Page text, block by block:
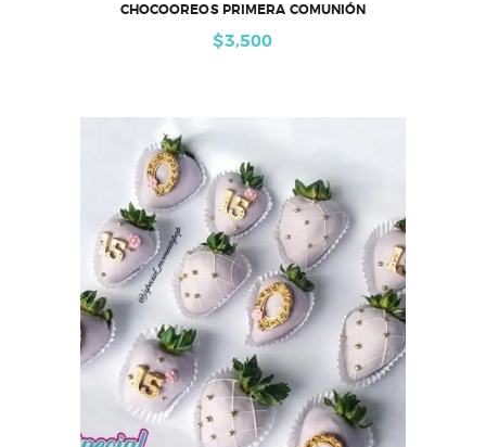
CHOCOOREOS PRIMERA COMUNIÓN
$3,500